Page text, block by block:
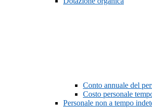
Conto annuale del
Costo personale
Personale non a tempo